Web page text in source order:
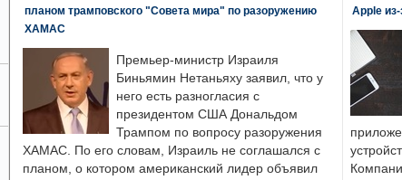
планом трамповского "Совета мира" по разоружению
ХАМАС
Премьер-министр Израиля
Биньямин Нетаньяху заявил, что у
него есть разногласия с
президентом США Дональдом
Трампом по вопросу разоружения
ХАМАС. По его словам, Израиль не соглашался с
планом, о котором американский лидер объявил
Apple